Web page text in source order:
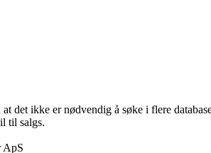
det ikke er nødvendig å søke i flere
til salgs.
ApS